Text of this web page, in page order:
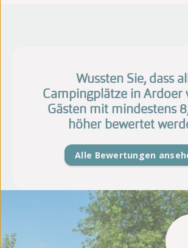
Wussten Sie, dass
Campingplätze in Ardoer
Gästen mit mindestens
höher bewertet
Alle Bewertungen